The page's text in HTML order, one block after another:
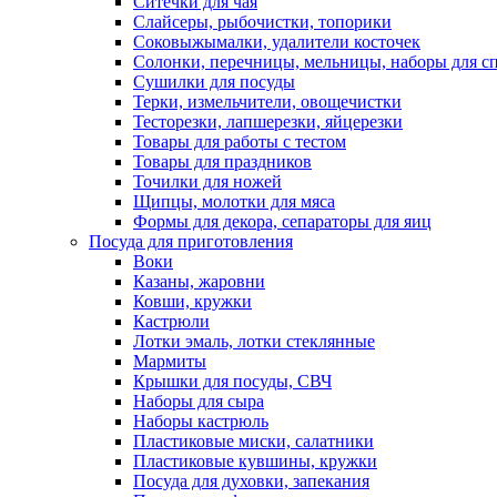
Слайсеры, рыбочистки, топорики
Соковыжымалки, удалители косточек
Солонки, перечницы, мельницы, наборы для
Сушилки для посуды
Терки, измельчители, овощечистки
Тесторезки, лапшерезки, яйцерезки
Товары для работы с тестом
Товары для праздников
Точилки для ножей
Щипцы, молотки для мяса
Формы для декора, сепараторы для яиц
Посуда для приготовления
Воки
Казаны, жаровни
Ковши, кружки
Кастрюли
Лотки эмаль, лотки стеклянные
Мармиты
Крышки для посуды, СВЧ
Наборы для сыра
Наборы кастрюль
Пластиковые миски, салатники
Пластиковые кувшины, кружки
Посуда для духовки, запекания